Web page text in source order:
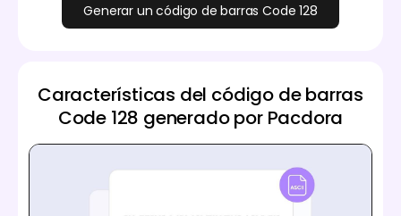
Generar un código de barras Code 128
Características del código de barras
Code 128 generado por Pacdora